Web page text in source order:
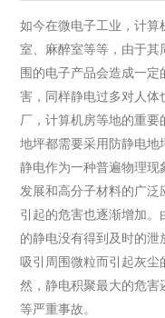
如今在微电子工业，计
室、麻醉室等等，由于其
围的电子产品会造成一
害，同样静电过多对人体
厂，计算机房等地的重
地坪都需要采用防静电地
静电作为一种普遍物理现
发展和高分子材料的广泛
引起的危害也逐渐增加
的静电没有得到及时的
吸引周围微粒而引起灰尘
然，静电积聚最大的危
等严重事故。